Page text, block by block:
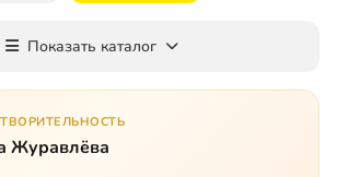
Показать каталог
Журавлёва